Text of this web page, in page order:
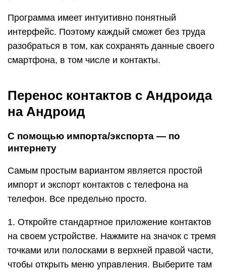
Программа имеет интуитивно понятный
интерфейс. Поэтому каждый сможет без труда
разобраться в том, как сохранять данные своего
смартфона, в том числе и контакты.
Перенос контактов с Андроида
на Андроид
С помощью импорта/экспорта — по
интернету
Самым простым вариантом является простой
импорт и экспорт контактов с телефона на
телефон. Все предельно просто.
1. Откройте стандартное приложение контактов
на своем устройстве. Нажмите на значок с тремя
точками или полосками в верхней правой части,
чтобы открыть меню управления. Выберите там